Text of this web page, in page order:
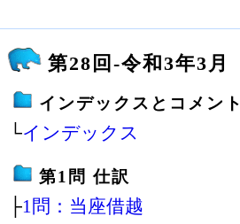
第28回-令和3年3月
インデックスとコメント
└インデックス
第1問 仕訳
├1問：当座借越